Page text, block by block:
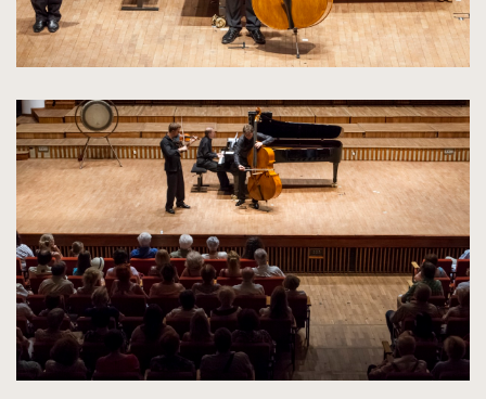
spowoduje
powiększenie
zdjęcia
do
rozmiarów
oryginalnych